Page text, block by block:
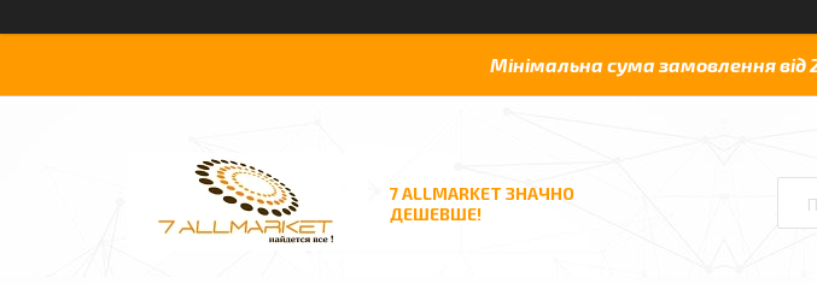
Мінімальна сума замовлення від
7 ALLMARKET ЗНАЧНО
ДЕШЕВШЕ!